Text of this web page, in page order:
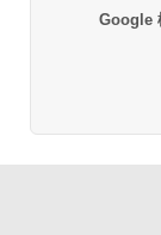
Google